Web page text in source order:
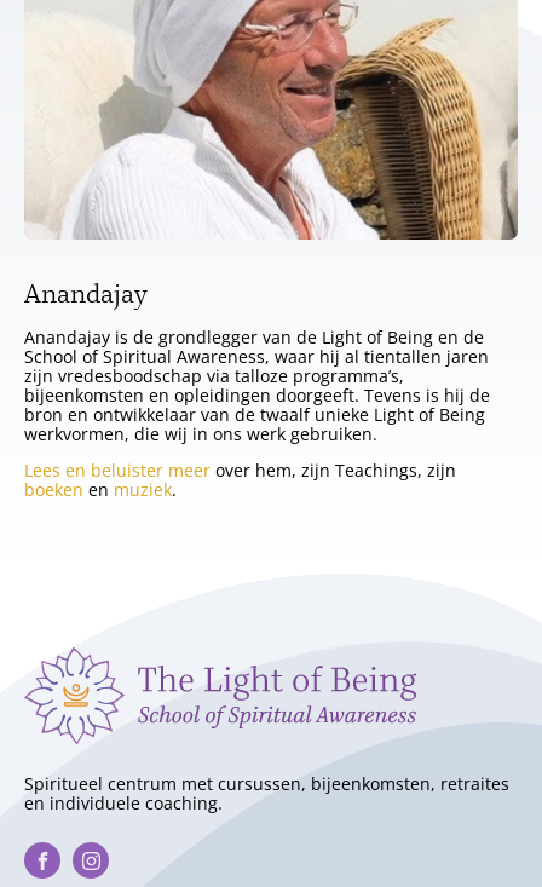
Anandajay
Anandajay is de grondlegger van de Light of Being en de
School of Spiritual Awareness, waar hij al tientallen jaren
zijn vredesboodschap via talloze programma’s,
bijeenkomsten en opleidingen doorgeeft. Tevens is hij de
bron en ontwikkelaar van de twaalf unieke Light of Being
werkvormen, die wij in ons werk gebruiken.
Lees en beluister meer over hem, zijn Teachings, zijn
boeken en muziek.
Spiritueel centrum met cursussen, bijeenkomsten, retraites
en individuele coaching.